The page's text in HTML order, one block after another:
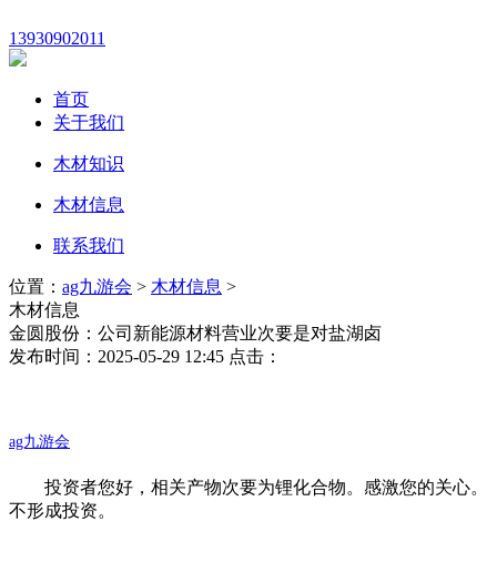
13930902011
首页
关于我们
木材知识
木材信息
联系我们
位置： ag九游会 > 木材信息 >
木材信息
金圆股份：公司新能源材料营业次要是对盐湖卤
发布时间：2025-05-29 12:45 点击：
ag九游会
投资者您好，相关产物次要为锂化合物。感激您的关心。
不形成投资。